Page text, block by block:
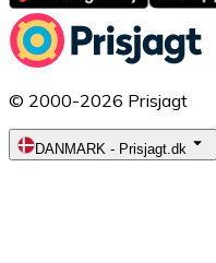
© 2000-2026 Prisjagt
DANMARK - Prisjagt.dk